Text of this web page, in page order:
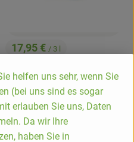
, Preis:
17,95 € / 3 l
(Rivaner Riesling)
, Herkunft:
Deutschland, Referenzpreis:
5,98 € / l
Bestellung für diese Tour leider
nicht mehr möglich!
helfen uns sehr, wenn Sie
(bei uns sind es sogar
erlauben Sie uns, Daten
Da wir Ihre
haben Sie in